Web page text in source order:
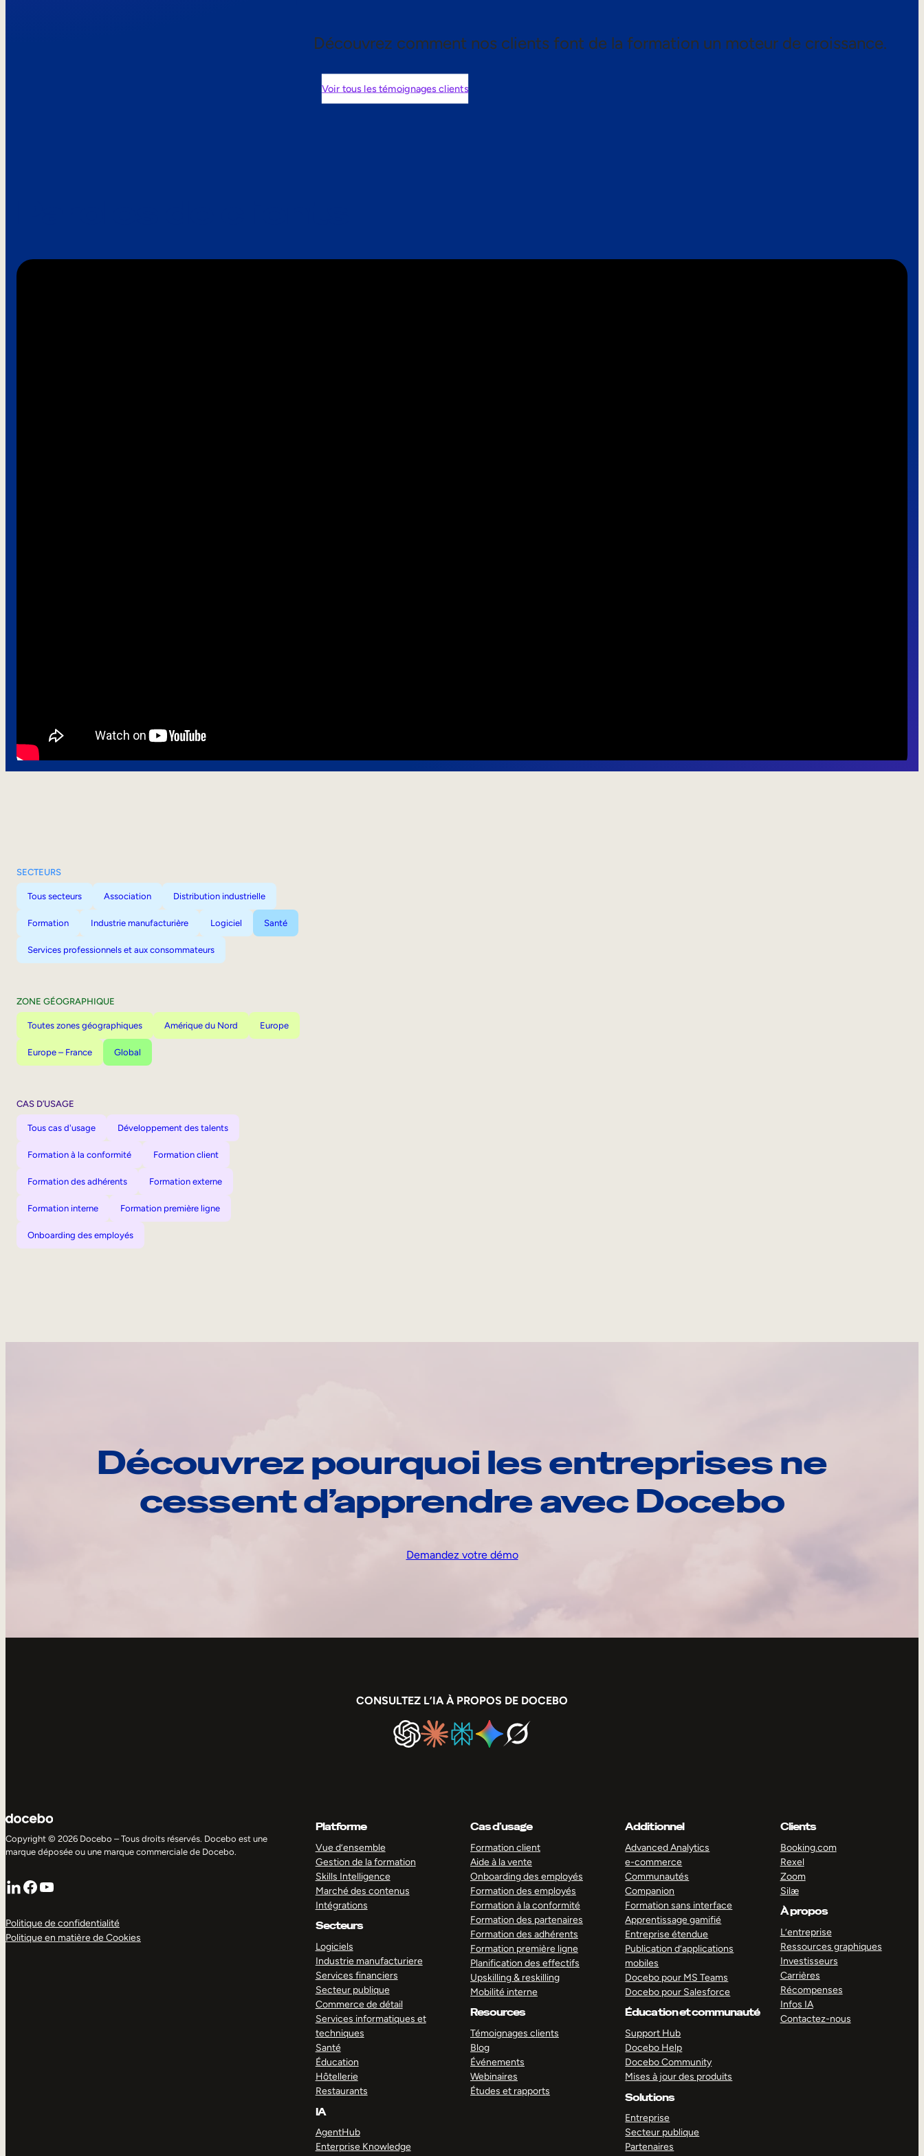
Découvrez comment nos clients font de la formation un moteur de croissance.
Voir tous les témoignages clients
SECTEURS
Tous secteurs Association Distribution industrielle
Formation Industrie manufacturière Logiciel Santé
Services professionnels et aux consommateurs
ZONE GÉOGRAPHIQUE
Toutes zones géographiques Amérique du Nord Europe
Europe – France Global
CAS D’USAGE
Tous cas d'usage Développement des talents
Formation à la conformité Formation client
Formation des adhérents Formation externe
Formation interne Formation première ligne
Onboarding des employés
Découvrez pourquoi les entreprises ne
cessent d’apprendre avec Docebo
Demandez votre démo
CONSULTEZ L’IA À PROPOS DE DOCEBO
Copyright © 2026 Docebo – Tous droits réservés. Docebo est une
marque déposée ou une marque commerciale de Docebo.
LinkedIn
Facebook
YouTube
Politique de confidentialité
Politique en matière de Cookies
Platforme
Vue d’ensemble
Gestion de la formation
Skills Intelligence
Marché des contenus
Intégrations
Secteurs
Logiciels
Industrie manufacturiere
Services financiers
Secteur publique
Commerce de détail
Services informatiques et
techniques
Santé
Éducation
Hôtellerie
Restaurants
IA
AgentHub
Enterprise Knowledge
Cas d’usage
Formation client
Aide à la vente
Onboarding des employés
Formation des employés
Formation à la conformité
Formation des partenaires
Formation des adhérents
Formation première ligne
Planification des effectifs
Upskilling & reskilling
Mobilité interne
Resources
Témoignages clients
Blog
Événements
Webinaires
Études et rapports
Additionnel
Advanced Analytics
e-commerce
Communautés
Companion
Formation sans interface
Apprentissage gamifié
Entreprise étendue
Publication d’applications
mobiles
Docebo pour MS Teams
Docebo pour Salesforce
Éducation et communauté
Support Hub
Docebo Help
Docebo Community
Mises à jour des produits
Solutions
Entreprise
Secteur publique
Partenaires
Clients
Booking.com
Rexel
Zoom
Silæ
À propos
L’entreprise
Ressources graphiques
Investisseurs
Carrières
Récompenses
Infos IA
Contactez-nous